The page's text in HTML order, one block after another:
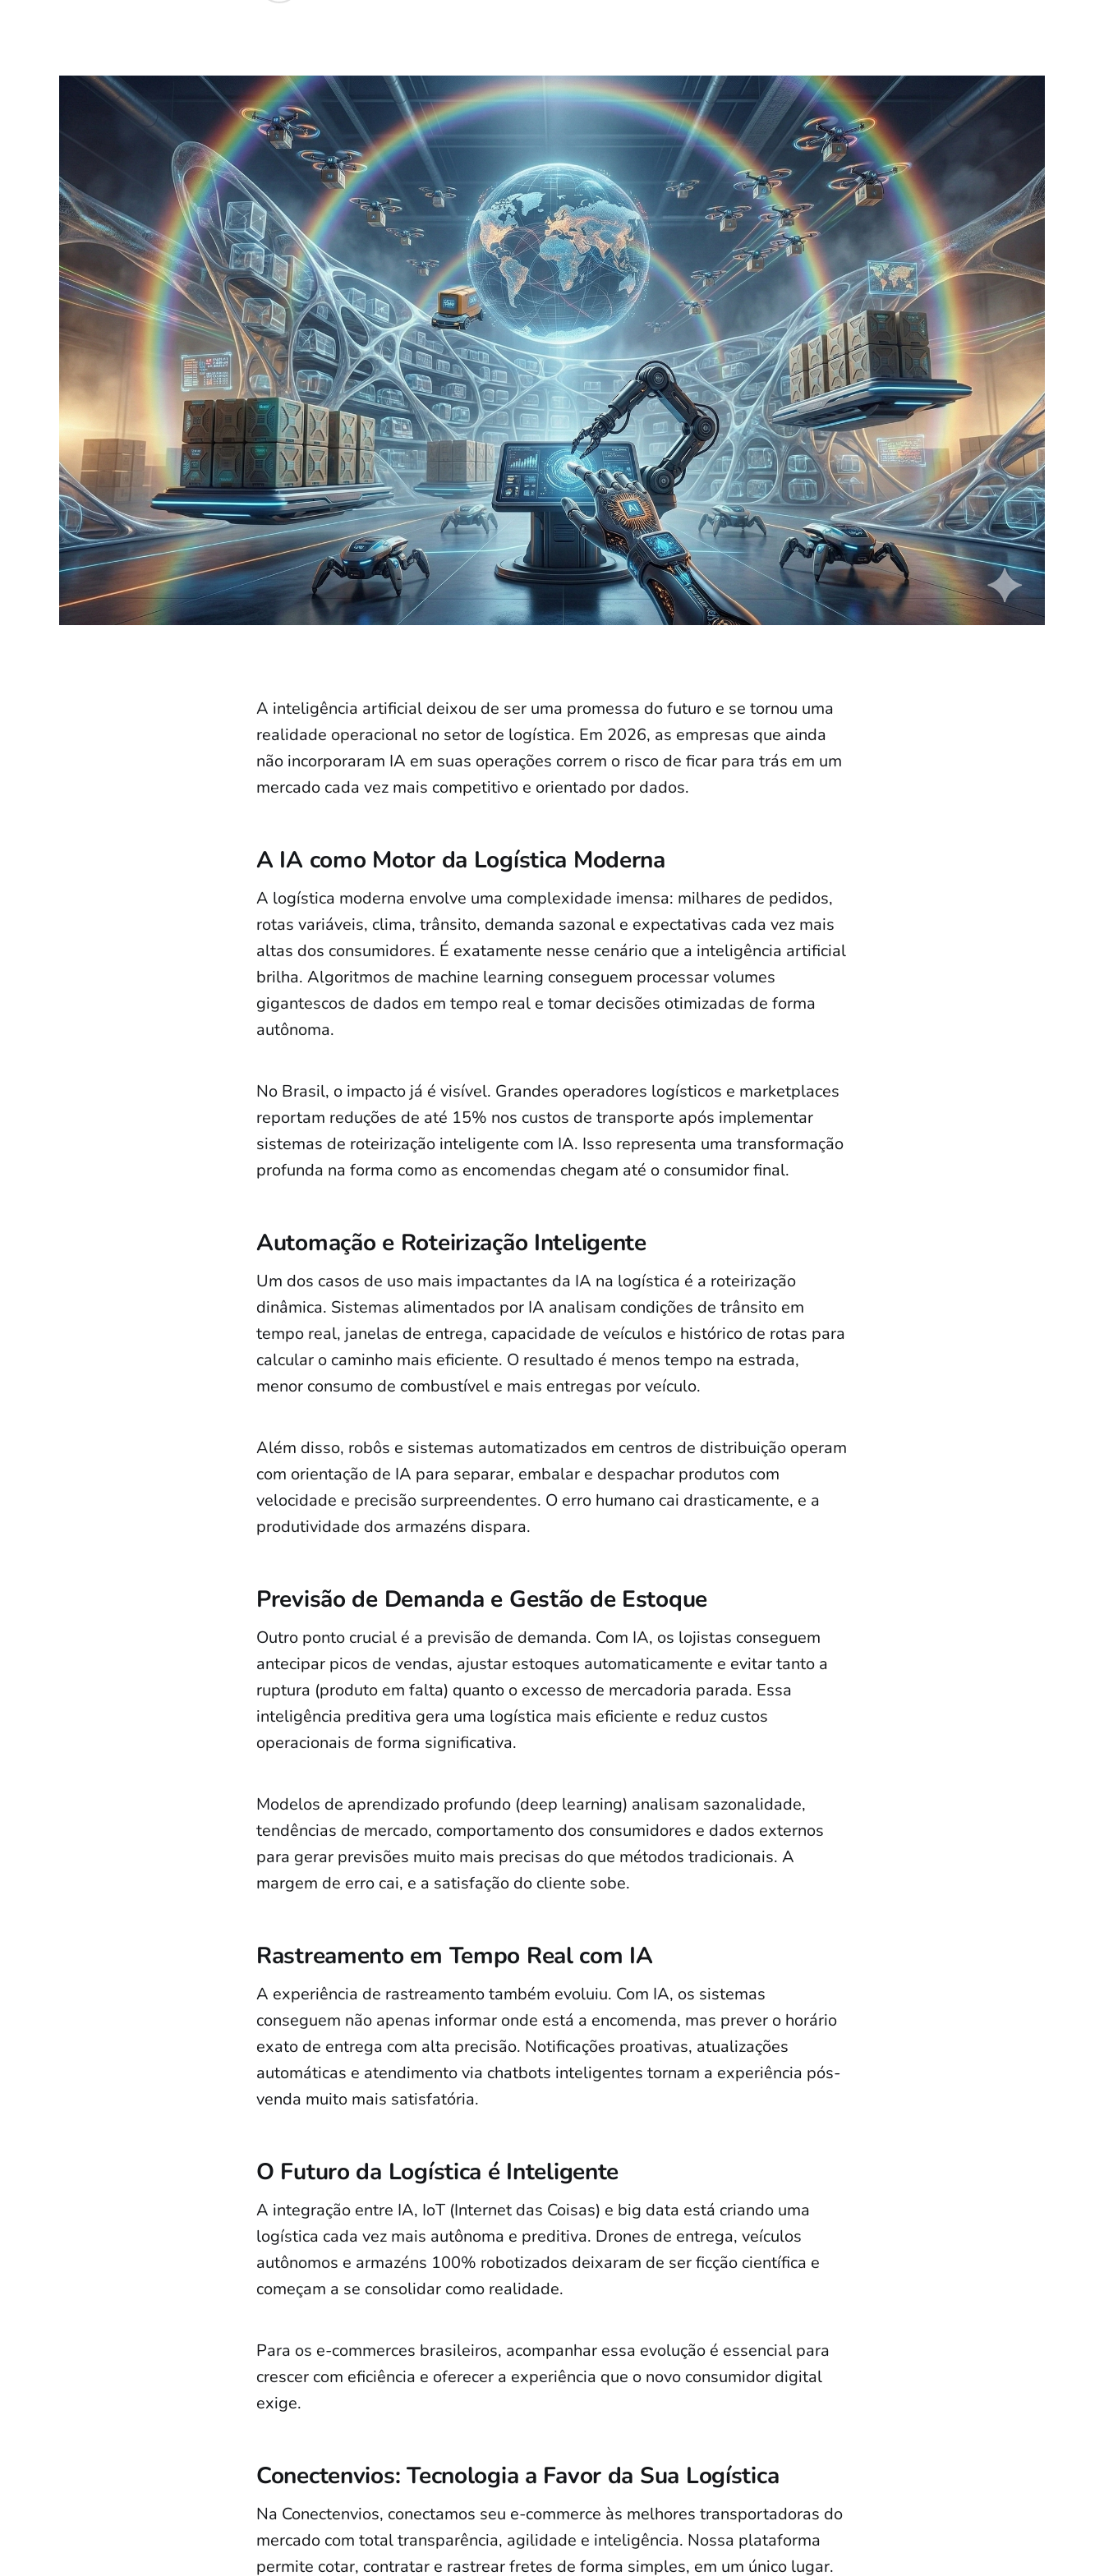
A inteligência artificial deixou de ser uma promessa do futuro e se tornou uma
realidade operacional no setor de logística. Em 2026, as empresas que ainda
não incorporaram IA em suas operações correm o risco de ficar para trás em um
mercado cada vez mais competitivo e orientado por dados.
A IA como Motor da Logística Moderna
A logística moderna envolve uma complexidade imensa: milhares de pedidos,
rotas variáveis, clima, trânsito, demanda sazonal e expectativas cada vez mais
altas dos consumidores. É exatamente nesse cenário que a inteligência artificial
brilha. Algoritmos de machine learning conseguem processar volumes
gigantescos de dados em tempo real e tomar decisões otimizadas de forma
autônoma.
No Brasil, o impacto já é visível. Grandes operadores logísticos e marketplaces
reportam reduções de até 15% nos custos de transporte após implementar
sistemas de roteirização inteligente com IA. Isso representa uma transformação
profunda na forma como as encomendas chegam até o consumidor final.
Automação e Roteirização Inteligente
Um dos casos de uso mais impactantes da IA na logística é a roteirização
dinâmica. Sistemas alimentados por IA analisam condições de trânsito em
tempo real, janelas de entrega, capacidade de veículos e histórico de rotas para
calcular o caminho mais eficiente. O resultado é menos tempo na estrada,
menor consumo de combustível e mais entregas por veículo.
Além disso, robôs e sistemas automatizados em centros de distribuição operam
com orientação de IA para separar, embalar e despachar produtos com
velocidade e precisão surpreendentes. O erro humano cai drasticamente, e a
produtividade dos armazéns dispara.
Previsão de Demanda e Gestão de Estoque
Outro ponto crucial é a previsão de demanda. Com IA, os lojistas conseguem
antecipar picos de vendas, ajustar estoques automaticamente e evitar tanto a
ruptura (produto em falta) quanto o excesso de mercadoria parada. Essa
inteligência preditiva gera uma logística mais eficiente e reduz custos
operacionais de forma significativa.
Modelos de aprendizado profundo (deep learning) analisam sazonalidade,
tendências de mercado, comportamento dos consumidores e dados externos
para gerar previsões muito mais precisas do que métodos tradicionais. A
margem de erro cai, e a satisfação do cliente sobe.
Rastreamento em Tempo Real com IA
A experiência de rastreamento também evoluiu. Com IA, os sistemas
conseguem não apenas informar onde está a encomenda, mas prever o horário
exato de entrega com alta precisão. Notificações proativas, atualizações
automáticas e atendimento via chatbots inteligentes tornam a experiência pós-
venda muito mais satisfatória.
O Futuro da Logística é Inteligente
A integração entre IA, IoT (Internet das Coisas) e big data está criando uma
logística cada vez mais autônoma e preditiva. Drones de entrega, veículos
autônomos e armazéns 100% robotizados deixaram de ser ficção científica e
começam a se consolidar como realidade.
Para os e-commerces brasileiros, acompanhar essa evolução é essencial para
crescer com eficiência e oferecer a experiência que o novo consumidor digital
exige.
Conectenvios: Tecnologia a Favor da Sua Logística
Na Conectenvios, conectamos seu e-commerce às melhores transportadoras do
mercado com total transparência, agilidade e inteligência. Nossa plataforma
permite cotar, contratar e rastrear fretes de forma simples, em um único lugar.